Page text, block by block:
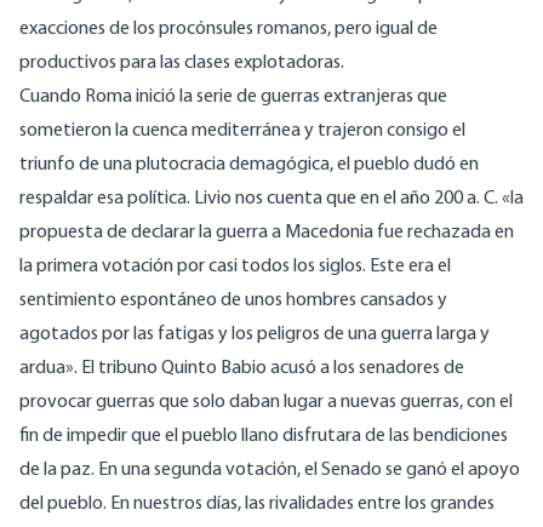
exacciones de los procónsules romanos, pero igual de
productivos para las clases explotadoras.
Cuando Roma inició la serie de guerras extranjeras que
sometieron la cuenca mediterránea y trajeron consigo el
triunfo de una plutocracia demagógica, el pueblo dudó en
respaldar esa política. Livio nos cuenta que en el año 200 a. C. «la
propuesta de declarar la guerra a Macedonia fue rechazada en
la primera votación por casi todos los siglos. Este era el
sentimiento espontáneo de unos hombres cansados y
agotados por las fatigas y los peligros de una guerra larga y
ardua». El tribuno Quinto Babio acusó a los senadores de
provocar guerras que solo daban lugar a nuevas guerras, con el
fin de impedir que el pueblo llano disfrutara de las bendiciones
de la paz. En una segunda votación, el Senado se ganó el apoyo
del pueblo. En nuestros días, las rivalidades entre los grandes